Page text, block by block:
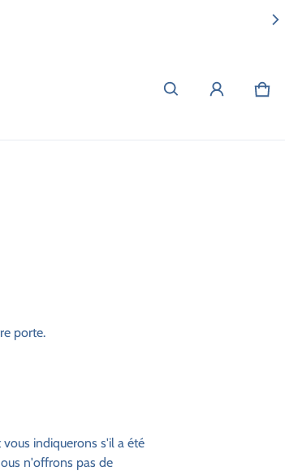
0
porte.
indiquerons s'il a été
n'offrons pas de